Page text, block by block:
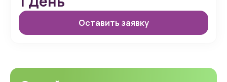
Оставить заявку